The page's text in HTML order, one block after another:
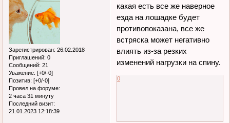
Зарегистрирован: 26.02.2018
Приглашений: 0
Сообщений: 21
Уважение: [+0/-0]
Позитив: [+0/-0]
Провел на форуме:
2 часа 31 минуту
Последний визит:
21.01.2023 12:18:39
какая есть все же наверное
езда на лошадке будет
противопоказана, все же
встряска может негативно
влиять из-за резких
изменений нагрузки на спину.
0